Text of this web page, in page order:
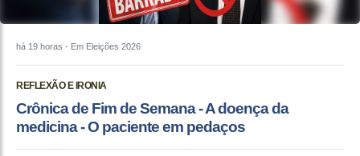
há 19 horas - Em Eleições 2026
REFLEXÃO E IRONIA
Crônica de Fim de Semana - A doença da
medicina - O paciente em pedaços